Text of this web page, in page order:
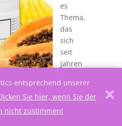
es
Thema,
das
sich
seit
Jahren
alle
Unserem Bauch
Artikel dieses
entsprechend unserer
Sie hier, wenn Sie der
nicht zustimmen!